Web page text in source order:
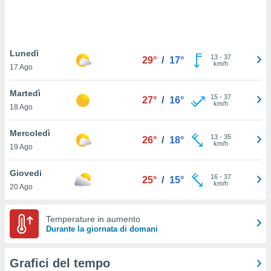
In
ti
per
nel
utilizzati
o
Lunedì
17 Ago
29° / 17° 13- 37
km/h
Martedì
18 Ago
27° / 16° 15- 37
km/h
Mercoledì
19 Ago
26° / 18° 13- 35
km/h
Giovedi
20 Ago
25° / 15° 16- 37
km/h
Temperature in aumento
Durante la giornata di domani
Grafici del tempo